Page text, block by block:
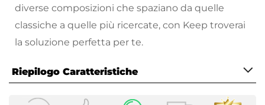
diverse composizioni che spaziano da quelle
classiche a quelle più ricercate, con Keep troverai
la soluzione perfetta per te.
Riepilogo Caratteristiche
Caratteristiche